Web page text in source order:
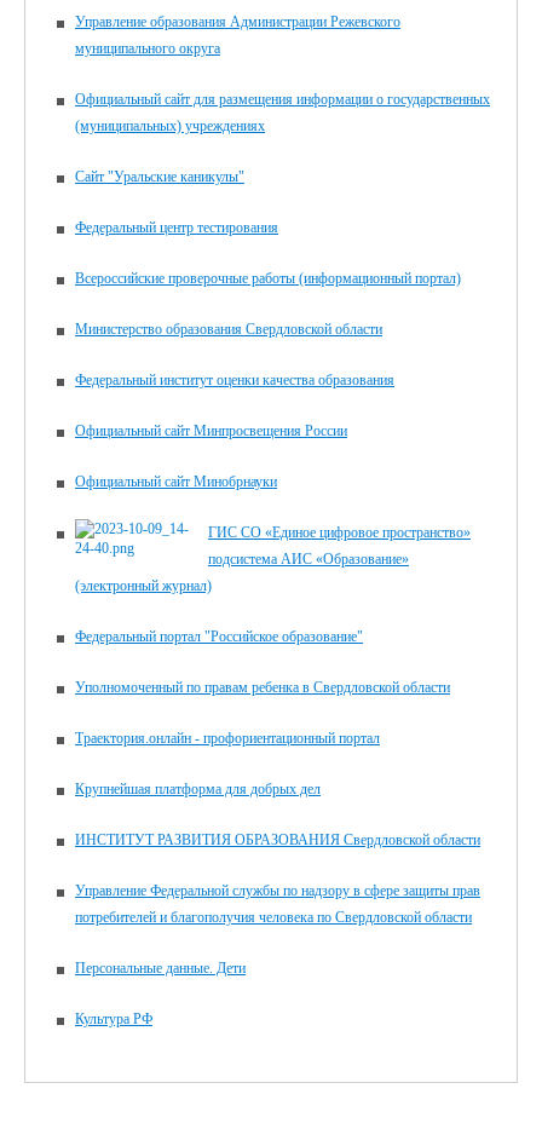
Управление образования Администрации Режевского
муниципального округа
Официальный сайт для размещения информации о государственных
(муниципальных) учреждениях
Сайт "Уральские каникулы"
Федеральный центр тестирования
Всероссийские проверочные работы (информационный портал)
Министерство образования Свердловской области
Федеральный институт оценки качества образования
Официальный сайт Минпросвещения России
Официальный сайт Минобрнауки
ГИС СО «Единое цифровое пространство»
подсистема АИС «Образование»
(электронный журнал)
Федеральный портал "Российское образование"
Уполномоченный по правам ребенка в Свердловской области
Траектория.онлайн - профориентационный портал
Крупнейшая платформа для добрых дел
ИНСТИТУТ РАЗВИТИЯ ОБРАЗОВАНИЯ Свердловской области
Управление Федеральной службы по надзору в сфере защиты прав
потребителей и благополучия человека по Свердловской области
Персональные данные. Дети
Культура РФ